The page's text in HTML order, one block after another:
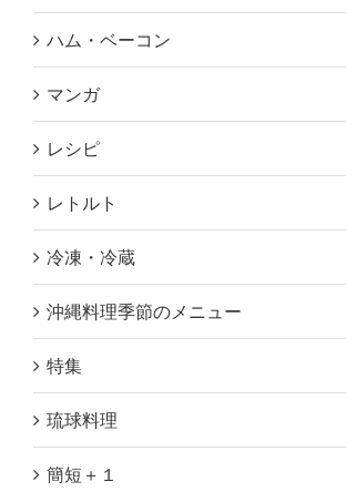
ハム・ベーコン
マンガ
レシピ
レトルト
冷凍・冷蔵
沖縄料理季節のメニュー
特集
琉球料理
簡短＋１